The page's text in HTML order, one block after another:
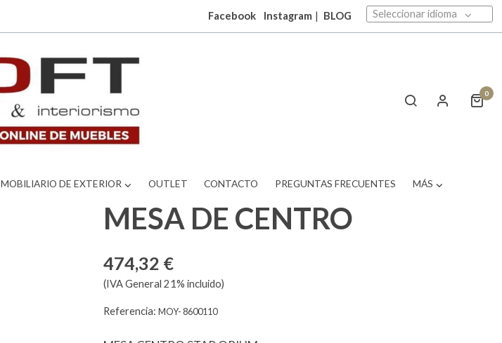
Facebook Instagram | BLOG Seleccionar idioma
0
MOBILIARIO DE EXTERIOR OUTLET CONTACTO PREGUNTAS FRECUENTES MÁS
MESA DE CENTRO
474,32 €
(IVA General 21% incluido)
Referencia:MOY- 8600110